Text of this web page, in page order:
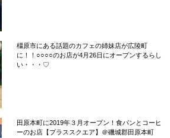
橿原市にある話題のカフェの姉妹店が広陵町
に！！○○○○のお店が4月26日にオープンするらし
い・・・♡
田原本町に2019年３月オープン！食パンとコーヒ
ーのお店【プラススクエア】＠磯城郡田原本町